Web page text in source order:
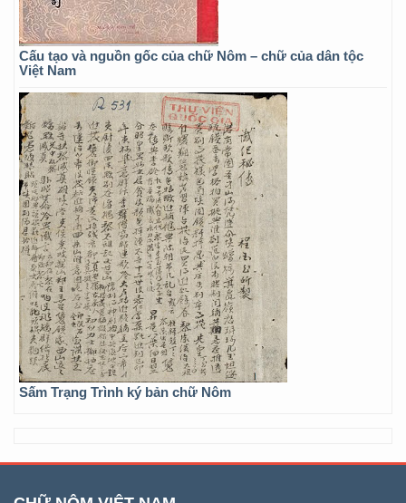
Cấu tạo và nguồn gốc của chữ Nôm – chữ của dân tộc
Việt Nam
Sấm Trạng Trình ký bản chữ Nôm